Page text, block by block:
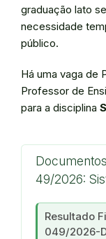
graduação lato
necessidade
público.
Há uma vaga de
Professor de
para a disciplina
49/2026:
Resultado
049/2026-